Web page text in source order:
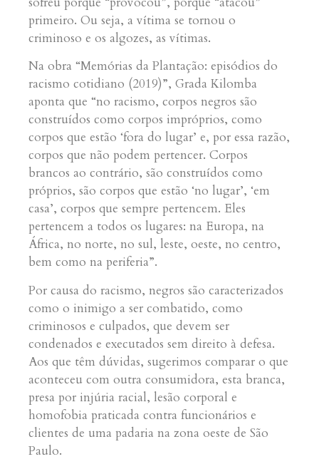
primeiro. Ou seja, a vítima se tornou o
criminoso e os algozes, as vítimas.
Na obra “Memórias da Plantação: episódios do
racismo cotidiano (2019)”, Grada Kilomba
aponta que “no racismo, corpos negros são
construídos como corpos impróprios, como
corpos que estão ‘fora do lugar’ e, por essa razão,
corpos que não podem pertencer. Corpos
brancos ao contrário, são construídos como
próprios, são corpos que estão ‘no lugar’, ‘em
casa’, corpos que sempre pertencem. Eles
pertencem a todos os lugares: na Europa, na
África, no norte, no sul, leste, oeste, no centro,
bem como na periferia”.
Por causa do racismo, negros são caracterizados
como o inimigo a ser combatido, como
criminosos e culpados, que devem ser
condenados e executados sem direito à defesa.
Aos que têm dúvidas, sugerimos comparar o que
aconteceu com outra consumidora, esta branca,
presa por injúria racial, lesão corporal e
homofobia praticada contra funcionários e
clientes de uma padaria na zona oeste de São
Paulo.